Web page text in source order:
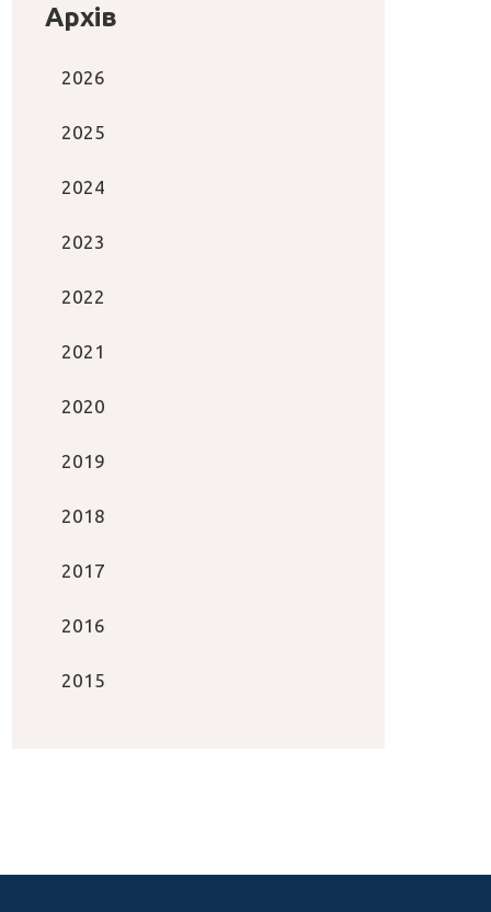
Архів
2026
2025
2024
2023
2022
2021
2020
2019
2018
2017
2016
2015